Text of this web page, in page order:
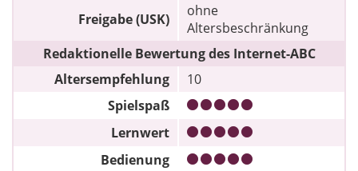
Freigabe (USK)
ohne
Altersbeschränkung
Redaktionelle Bewertung des Internet-ABC
Altersempfehlung
10
Spielspaß
Lernwert
Bedienung